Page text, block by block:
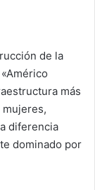
de la
más
mujeres,
diferencia
dominado por